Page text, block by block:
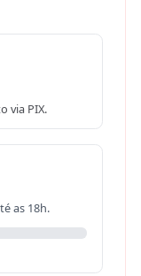
via PIX.
as 18h.